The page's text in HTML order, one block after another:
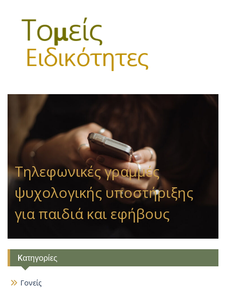
Τηλεφωνικές γραμμές
ψυχολογικής υποστήριξης
για παιδιά και εφήβους
Kατηγορίες
Γονείς